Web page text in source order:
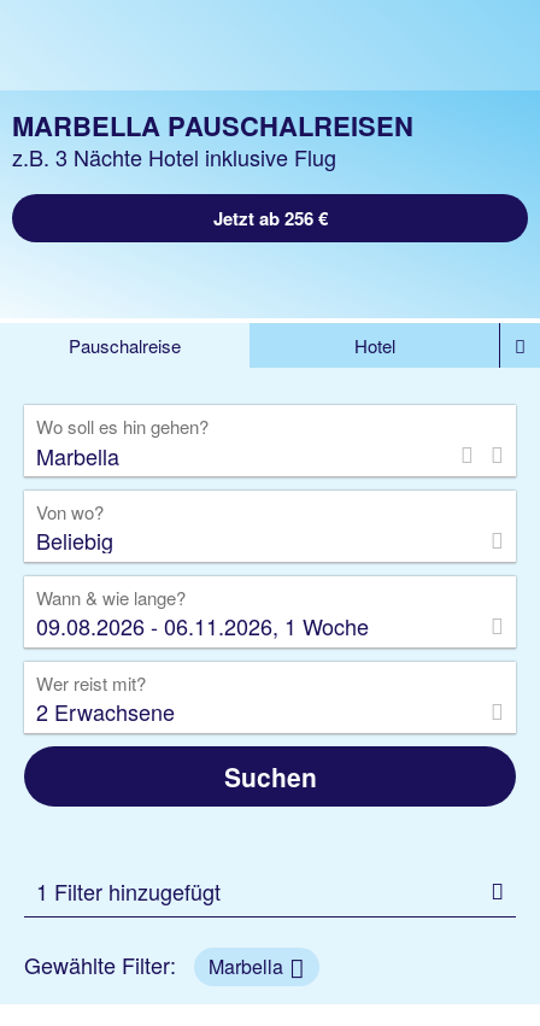
MARBELLA PAUSCHALREISEN
z.B. 3 Nächte Hotel inklusive Flug
Jetzt ab 256 €
Pauschalreise
Hotel
Rundreise
Kreuzfahrt
Gruppenreise
Camper Privattransfer
Wo soll es hin gehen?
Von wo?
Beliebig
Wann & wie lange?
09.08.2026 - 06.11.2026, 1 Woche
Wer reist mit?
2 Erwachsene
Suchen
1 Filter hinzugefügt
Gewählte Filter: Marbella